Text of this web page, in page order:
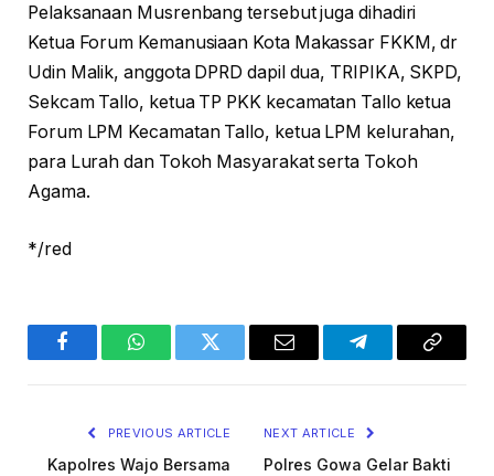
Pelaksanaan Musrenbang tersebut juga dihadiri
Ketua Forum Kemanusiaan Kota Makassar FKKM, dr
Udin Malik, anggota DPRD dapil dua, TRIPIKA, SKPD,
Sekcam Tallo, ketua TP PKK kecamatan Tallo ketua
Forum LPM Kecamatan Tallo, ketua LPM kelurahan,
para Lurah dan Tokoh Masyarakat serta Tokoh
Agama.
*/red
FacebookWhatsAppTwitter Email TelegramCopy
PREVIOUS ARTICLE
Kapolres Wajo Bersama
NEXT ARTICLE
Polres Gowa Gelar Bakti